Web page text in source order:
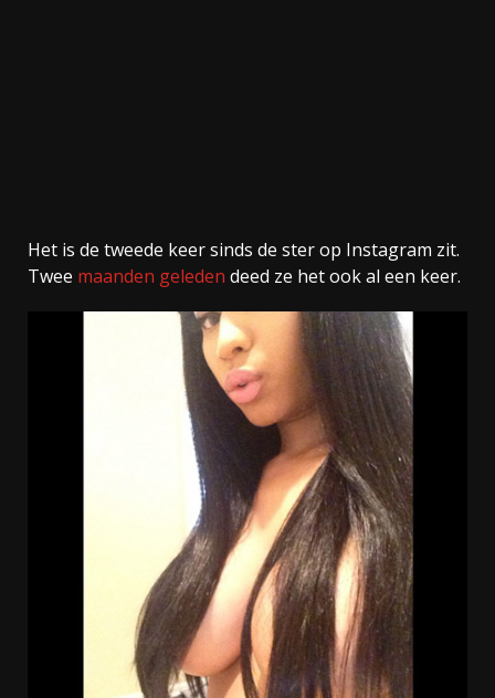
Het is de tweede keer sinds de ster op Instagram zit.
Twee maanden geleden deed ze het ook al een keer.